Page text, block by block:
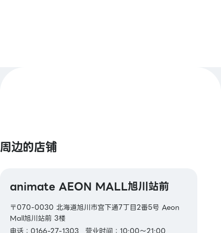
QUICPay / 乐天Edy /
Kitaca / Suica / PASMO / TOICA / manaca /
【礼品卡・商品券】
周边的店铺
animate AEON MALL旭川站前
〒070-0030 北海道旭川市宫下通7丁目2番5号 Aeon
Mall旭川站前 3楼